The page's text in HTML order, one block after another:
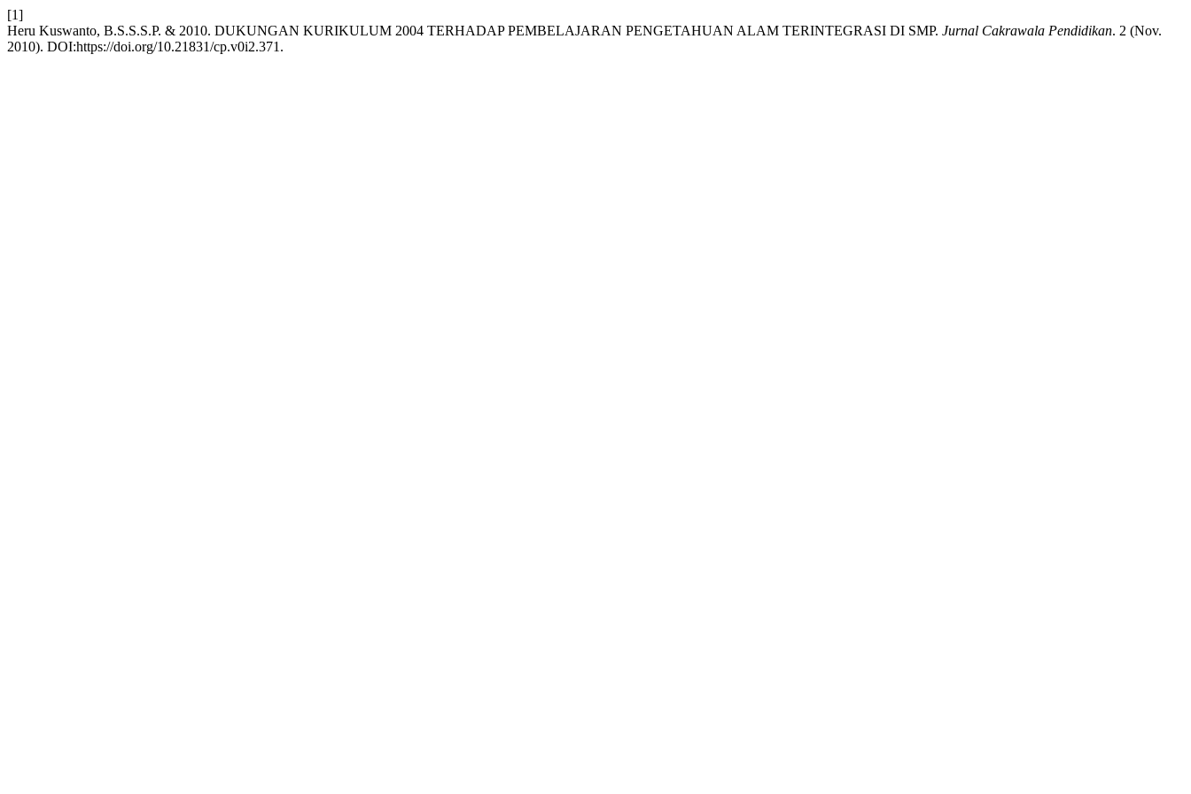
[1]
Heru Kuswanto, B.S.S.S.P. & 2010. DUKUNGAN KURIKULUM 2004 TERHADAP PEMBELAJARAN PENGETAHUAN ALAM TERINTEGRASI DI SMP. Jurnal Cakrawala Pendidikan. 2 (Nov.
2010). DOI:https://doi.org/10.21831/cp.v0i2.371.